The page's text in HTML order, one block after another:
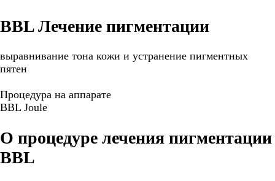
BBL Лечение пигментации
выравнивание тона кожи и устранение пигментных
пятен
Процедура на аппарате
BBL Joule
О процедуре лечения пигментации
BBL